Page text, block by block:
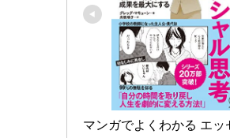
マンガでよくわかる エッ